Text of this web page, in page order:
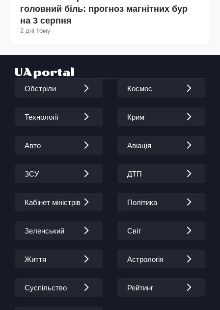
головний біль: прогноз магнітних бур
на 3 серпня
2 дні тому
Обстріли Космос
Технології Крим
Авто Авіація
ЗСУ ДТП
Кабінет міністрів Політика
Зеленський Світ
Життя Астрологія
Суспільство Рейтинг